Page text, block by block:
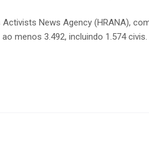
News Agency (HRANA),
menos 3.492, incluindo 1.574 civis.